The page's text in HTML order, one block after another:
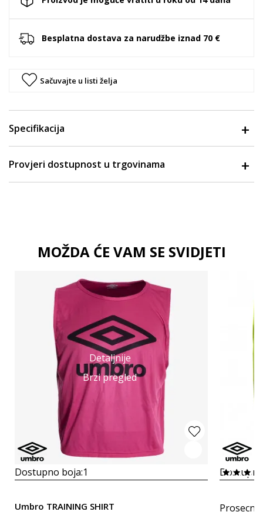
Besplatna dostava za narudžbe iznad 70 €
Sačuvajte u listi želja
Specifikacija
Provjeri dostupnost u trgovinama
MOŽDA ĆE VAM SE SVIDJETI
Detaljnije
Brzi pregled
Dostupno boja:1
Umbro TRAINING SHIRT